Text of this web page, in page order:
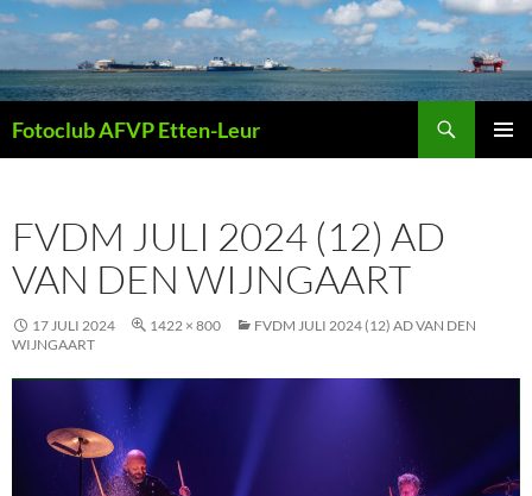
Ga
naar
de
inhoud
Fotoclub AFVP Etten-Leur
FVDM JULI 2024 (12) AD
VAN DEN WIJNGAART
17 JULI 2024 1422 × 800
FVDM JULI 2024 (12) AD VAN DEN
WIJNGAART